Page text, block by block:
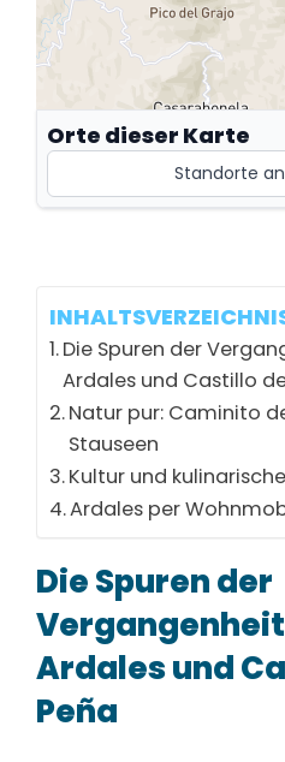
Orte dieser Karte
Standorte
Iglesia
Señora de los
Remedios
Bobastro
Bobastro, MA-4400, 29552
Embalses del
Guadalhorce
Die Spuren der
Ardales und Castillo
Natur pur: Caminito
Stauseen
Kultur und
Ardales per
Die Spuren der
Ardales und
Peña